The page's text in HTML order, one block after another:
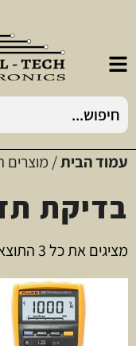
עמוד הבית/ מוצרים
בדיקת
מציגים את כל ⁦3⁩ התוצאות